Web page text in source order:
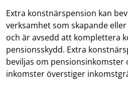
Extra konstnärspension kan
verksamhet som skapande
och är avsedd att komplettera
pensionsskydd. Extra
beviljas om pensionsinkomster
inkomster överstiger